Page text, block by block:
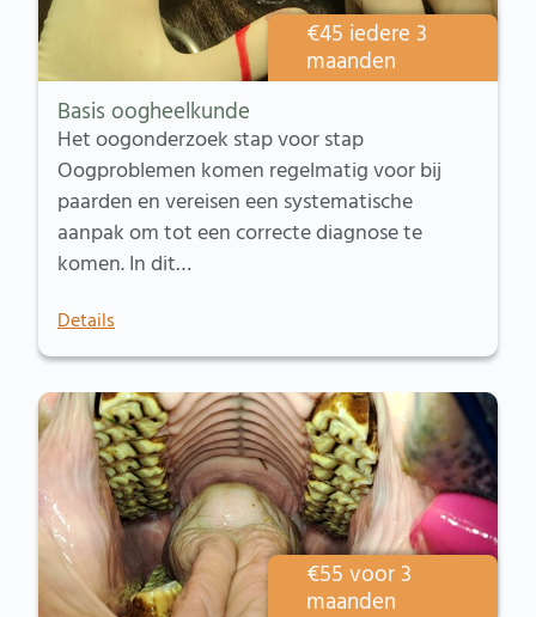
€45 iedere 3
maanden
Basis oogheelkunde
Het oogonderzoek stap voor stap
Oogproblemen komen regelmatig voor bij
paarden en vereisen een systematische
aanpak om tot een correcte diagnose te
komen. In dit…
Details
€55 voor 3
maanden